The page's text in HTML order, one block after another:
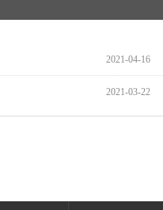
2021-04-16
2021-03-22